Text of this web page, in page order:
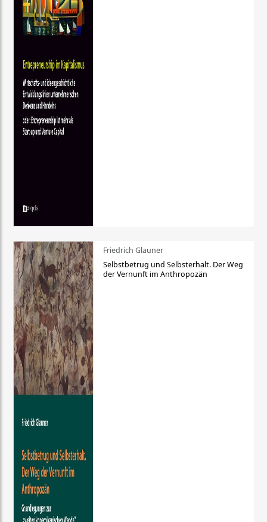
Friedrich Glauner
Selbstbetrug und Selbsterhalt. Der Weg
der Vernunft im Anthropozän